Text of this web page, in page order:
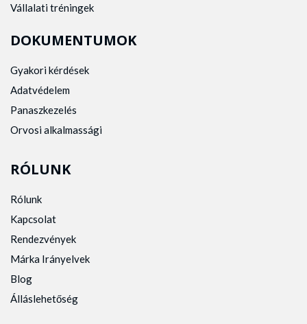
Vállalati tréningek
DOKUMENTUMOK
Gyakori kérdések
Adatvédelem
Panaszkezelés
Orvosi alkalmassági
RÓLUNK
Rólunk
Kapcsolat
Rendezvények
Márka Irányelvek
Blog
Álláslehetőség